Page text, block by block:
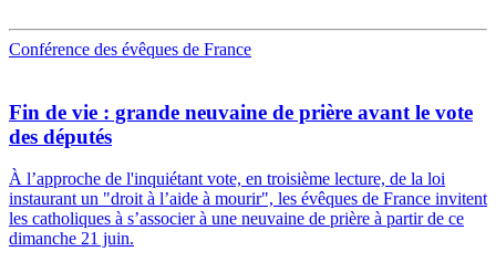
Conférence des évêques de France
Fin de vie : grande neuvaine de prière avant le vote
des députés
À l’approche de l'inquiétant vote, en troisième lecture, de la loi
instaurant un "droit à l’aide à mourir", les évêques de France invitent
les catholiques à s’associer à une neuvaine de prière à partir de ce
dimanche 21 juin.